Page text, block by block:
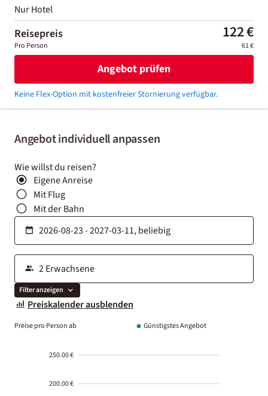
Angebot individuell anpassen
Wie willst du reisen?
Eigene Anreise
Mit Flug
Mit der Bahn
Filter anzeigen
Preiskalender ausblenden
Preise pro Person ab Günstigstes Angebot
250.00 €
200.00 €
Nur Hotel
Reisepreis 122 €
Pro Person 61 €
Angebot prüfen
Keine Flex-Option mit kostenfreier Stornierung verfügbar.